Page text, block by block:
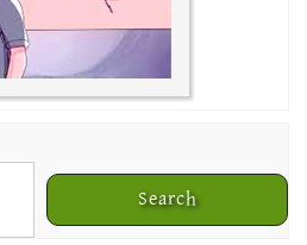
Search